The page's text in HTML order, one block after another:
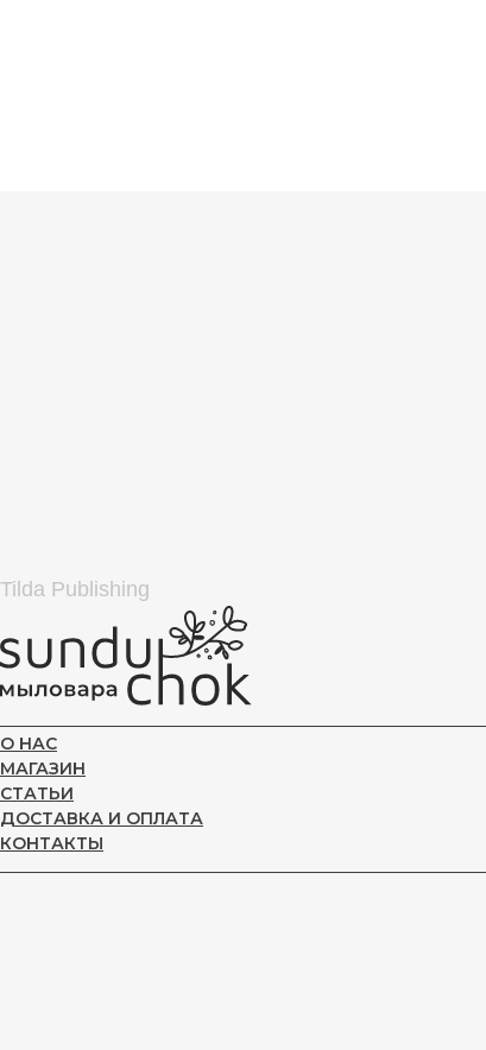
Tilda Publishing
О НАС
МАГАЗИН
СТАТЬИ
ДОСТАВКА И ОПЛАТА
КОНТАКТЫ